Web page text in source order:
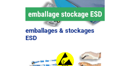
emballages & stockages
ESD